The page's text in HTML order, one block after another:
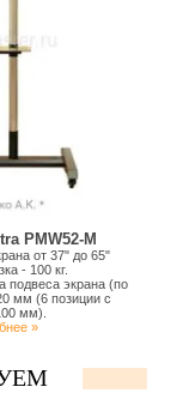
PMW52-M
от 37" до 65"
- 100 кг.
подвеса экрана (по
мм (6 позиции с
мм).
»